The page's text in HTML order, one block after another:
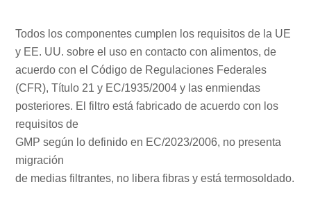
Todos los componentes cumplen los requisitos de la UE
y EE. UU. sobre el uso en contacto con alimentos, de
acuerdo con el Código de Regulaciones Federales
(CFR), Título 21 y EC/1935/2004 y las enmiendas
posteriores. El filtro está fabricado de acuerdo con los
requisitos de
GMP según lo definido en EC/2023/2006, no presenta
migración
de medias filtrantes, no libera fibras y está termosoldado.